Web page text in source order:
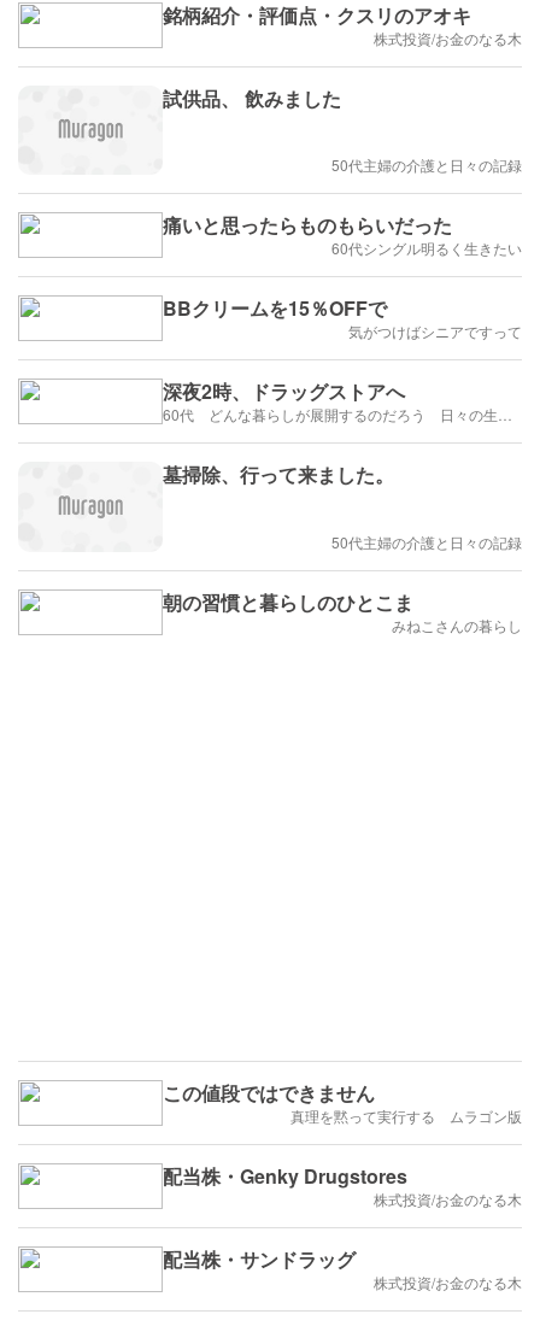
銘柄紹介・評価点・クスリのアオキ
株式投資/お金のなる木
試供品、 飲みました
50代主婦の介護と日々の記録
痛いと思ったらものもらいだった
60代シングル明るく生きたい
BBクリームを15％OFFで
気がつけばシニアですって
深夜2時、ドラッグストアへ
60代 どんな暮らしが展開するのだろう 日々の生活を楽しむように歩みたい
墓掃除、行って来ました。
50代主婦の介護と日々の記録
朝の習慣と暮らしのひとこま
みねこさんの暮らし
この値段ではできません
真理を黙って実行する ムラゴン版
配当株・Genky Drugstores
株式投資/お金のなる木
配当株・サンドラッグ
株式投資/お金のなる木